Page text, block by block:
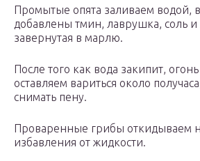
Промытые опята заливаем водой,
добавлены тмин, лаврушка, соль и
завернутая в марлю.
После того как вода закипит,
оставляем вариться около
снимать пену.
Проваренные грибы откидываем
избавления от жидкости.